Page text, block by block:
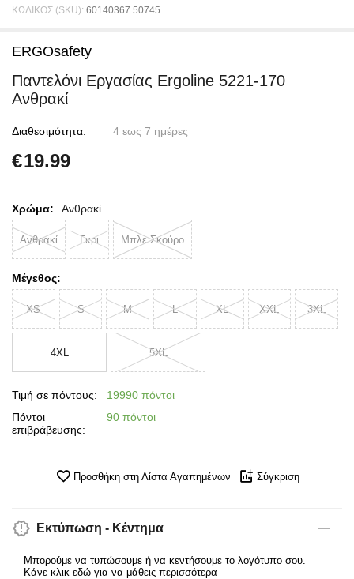
ΚΩΔΙΚΟΣ (SKU): 60140367.50745
ERGOsafety
Παντελόνι Εργασίας Ergoline 5221-170
Ανθρακί
Διαθεσιμότητα: 4 εως 7 ημέρες
€19.99
Χρώμα: Ανθρακί
Ανθρακί Γκρι Μπλε Σκούρο
Μέγεθος:
XS S M L XL XXL 3XL
4XL 5XL
Τιμή σε πόντους:
19990 πόντοι
Πόντοι
επιβράβευσης:
90 πόντοι
Προσθήκη στη Λίστα Αγαπημένων Σύγκριση
Εκτύπωση - Κέντημα
Μπορούμε να τυπώσουμε ή να κεντήσουμε το λογότυπο σου.
Κάνε κλικ εδώ για να μάθεις περισσότερα